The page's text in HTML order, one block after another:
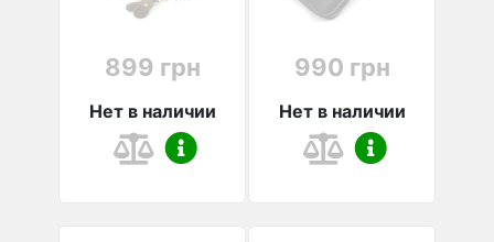
899 грн
Нет в наличии
990 грн
Нет в наличии